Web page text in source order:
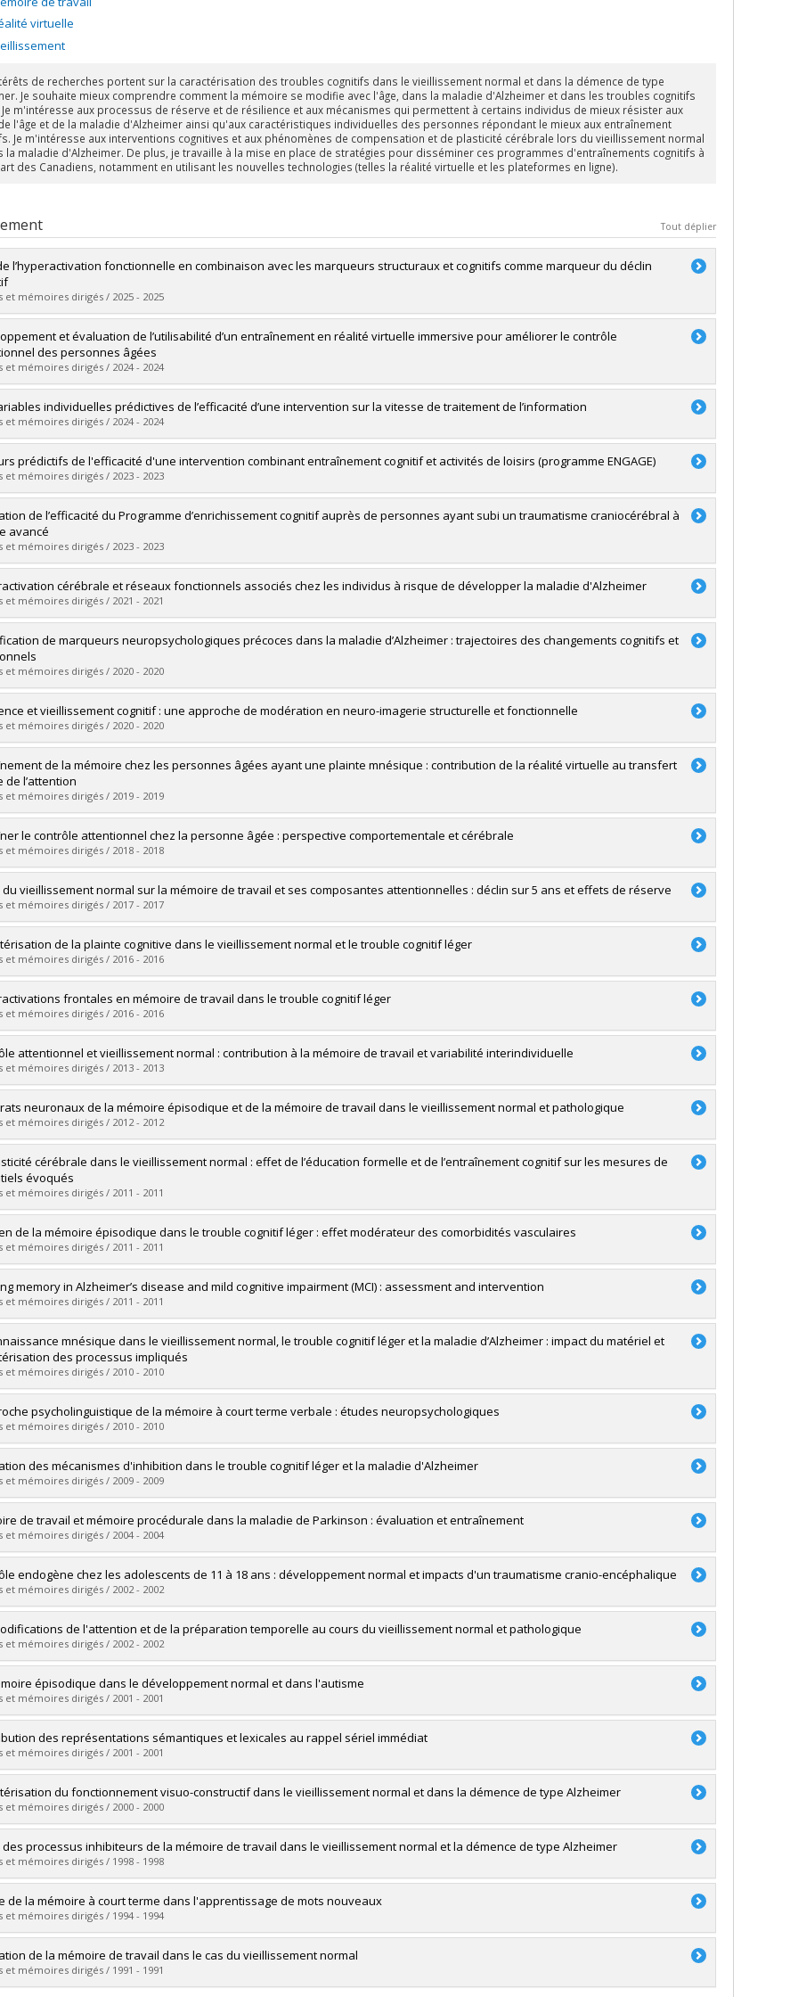
virtuelle
de recherches portent sur la caractérisation des troubles cognitifs dans le vieillissement normal et dans la démence de type
Je souhaite mieux comprendre comment la mémoire se modifie avec l'âge, dans la maladie d'Alzheimer et dans les troubles cognitifs
Je m'intéresse aux processus de réserve et de résilience et aux mécanismes qui permettent à certains individus de mieux résister aux
l'âge et de la maladie d'Alzheimer ainsi qu'aux caractéristiques individuelles des personnes répondant le mieux aux entraînement
Je m'intéresse aux interventions cognitives et aux phénomènes de compensation et de plasticité cérébrale lors du vieillissement normal
la maladie d'Alzheimer. De plus, je travaille à la mise en place de stratégies pour disséminer ces programmes d'entraînements cognitifs à
des Canadiens, notamment en utilisant les nouvelles technologies (telles la réalité virtuelle et les plateformes en ligne).
Tout déplier
l’hyperactivation fonctionnelle en combinaison avec les marqueurs structuraux et cognitifs comme marqueur du déclin
et mémoires dirigés / 2025 - 2025
:Décarie-Labbé, Laurie
Doctorat
obtenu :Ph. D.
le document dans Papyrus
et évaluation de l’utilisabilité d’un entraînement en réalité virtuelle immersive pour améliorer le contrôle
des personnes âgées
et mémoires dirigés / 2024 - 2024
: Lemieux, Véronique
Doctorat
obtenu :D. Psy.
le document dans Papyrus
individuelles prédictives de l’efficacité d’une intervention sur la vitesse de traitement de l’information
et mémoires dirigés / 2024 - 2024
:Loranger, Élisabeth
Doctorat
obtenu :D. Psy.
le document dans Papyrus
prédictifs de l'efficacité d'une intervention combinant entraînement cognitif et activités de loisirs (programme ENGAGE)
et mémoires dirigés / 2023 - 2023
:Lasnier-Le Quang, Kim
Doctorat
obtenu :D. Psy.
le document dans Papyrus
de l’efficacité du Programme d’enrichissement cognitif auprès de personnes ayant subi un traumatisme craniocérébral à
avancé
et mémoires dirigés / 2023 - 2023
:Cisneros, Eduardo
Doctorat
obtenu :Ph. D.
le document dans Papyrus
cérébrale et réseaux fonctionnels associés chez les individus à risque de développer la maladie d'Alzheimer
et mémoires dirigés / 2021 - 2021
: Corriveau-Lecavalier, Nick
Doctorat
obtenu :Ph. D.
le document dans Papyrus
de marqueurs neuropsychologiques précoces dans la maladie d’Alzheimer : trajectoires des changements cognitifs et
et mémoires dirigés / 2020 - 2020
:Cloutier, Simon
Doctorat
obtenu :Ph. D.
le document dans Papyrus
et vieillissement cognitif : une approche de modération en neuro-imagerie structurelle et fonctionnelle
et mémoires dirigés / 2020 - 2020
:Ducharme-Laliberté, Gabriel
Doctorat
obtenu :Ph. D.
le document dans Papyrus
de la mémoire chez les personnes âgées ayant une plainte mnésique : contribution de la réalité virtuelle au transfert
de l’attention
et mémoires dirigés / 2019 - 2019
:Ouellet, Émilie
Doctorat
obtenu :Ph. D.
le document dans Papyrus
le contrôle attentionnel chez la personne âgée : perspective comportementale et cérébrale
et mémoires dirigés / 2018 - 2018
:Bier, Bianca
Doctorat
obtenu :Ph. D.
le document dans Papyrus
du vieillissement normal sur la mémoire de travail et ses composantes attentionnelles : déclin sur 5 ans et effets de réserve
et mémoires dirigés / 2017 - 2017
:Cordière, Audrey
Doctorat
obtenu :Ph. D.
le document dans Papyrus
de la plainte cognitive dans le vieillissement normal et le trouble cognitif léger
et mémoires dirigés / 2016 - 2016
:Langlois, Anne-Sophie
Doctorat
obtenu :Ph. D.
le document dans Papyrus
frontales en mémoire de travail dans le trouble cognitif léger
et mémoires dirigés / 2016 - 2016
:Moffat, Nicolas
Maîtrise
obtenu :M. Sc.
le document dans Papyrus
attentionnel et vieillissement normal : contribution à la mémoire de travail et variabilité interindividuelle
et mémoires dirigés / 2013 - 2013
:Sylvain-Roy, Stéphanie
Doctorat
obtenu :Ph. D.
le document dans Papyrus
neuronaux de la mémoire épisodique et de la mémoire de travail dans le vieillissement normal et pathologique
et mémoires dirigés / 2012 - 2012
:Clément, Francis
Doctorat
obtenu :Ph. D.
le document dans Papyrus
cérébrale dans le vieillissement normal : effet de l’éducation formelle et de l’entraînement cognitif sur les mesures de
évoqués
et mémoires dirigés / 2011 - 2011
:de Boysson, Chloé
Doctorat
obtenu :Ph. D.
le document dans Papyrus
de la mémoire épisodique dans le trouble cognitif léger : effet modérateur des comorbidités vasculaires
et mémoires dirigés / 2011 - 2011
:Villeneuve, Sylvia
Doctorat
obtenu :Ph. D.
le document dans Papyrus
memory in Alzheimer’s disease and mild cognitive impairment (MCI) : assessment and intervention
et mémoires dirigés / 2011 - 2011
:Gagnon, Lyssa
Doctorat
obtenu :Ph. D.
le document dans Papyrus
mnésique dans le vieillissement normal, le trouble cognitif léger et la maladie d’Alzheimer : impact du matériel et
des processus impliqués
et mémoires dirigés / 2010 - 2010
:Ménard, Marie-Claude
Doctorat
obtenu :Ph. D.
le document dans Papyrus
psycholinguistique de la mémoire à court terme verbale : études neuropsychologiques
et mémoires dirigés / 2010 - 2010
:Chassé, Véronique
Doctorat
obtenu :Ph. D.
le document dans Papyrus
des mécanismes d'inhibition dans le trouble cognitif léger et la maladie d'Alzheimer
et mémoires dirigés / 2009 - 2009
:Bélanger, Sara
Doctorat
obtenu :Ph. D.
le document dans Papyrus
de travail et mémoire procédurale dans la maladie de Parkinson : évaluation et entraînement
et mémoires dirigés / 2004 - 2004
:Gilbert, Brigitte
Doctorat
obtenu :Ph. D.
le document dans Papyrus
endogène chez les adolescents de 11 à 18 ans : développement normal et impacts d'un traumatisme cranio-encéphalique
et mémoires dirigés / 2002 - 2002
:Beauchemin, Marie-Josée
Doctorat
obtenu :Ph. D.
le document dans Papyrus
de l'attention et de la préparation temporelle au cours du vieillissement normal et pathologique
et mémoires dirigés / 2002 - 2002
:Bherer, Louis
Doctorat
obtenu :Ph. D.
le document dans Papyrus
épisodique dans le développement normal et dans l'autisme
et mémoires dirigés / 2001 - 2001
:Morasse, Karine
Doctorat
obtenu :Ph. D.
le document dans Papyrus
des représentations sémantiques et lexicales au rappel sériel immédiat
et mémoires dirigés / 2001 - 2001
:Caza, Nicole
Doctorat
obtenu :Ph. D.
le document dans Papyrus
du fonctionnement visuo-constructif dans le vieillissement normal et dans la démence de type Alzheimer
et mémoires dirigés / 2000 - 2000
:Guérin, Fanny
Doctorat
obtenu :Ph. D.
le document dans Papyrus
des processus inhibiteurs de la mémoire de travail dans le vieillissement normal et la démence de type Alzheimer
et mémoires dirigés / 1998 - 1998
:Rouleau, Nancie
Doctorat
obtenu :Ph. D.
le document dans Papyrus
de la mémoire à court terme dans l'apprentissage de mots nouveaux
et mémoires dirigés / 1994 - 1994
:Dubord, Josée
Maîtrise
obtenu :M. Ps.
de la mémoire de travail dans le cas du vieillissement normal
et mémoires dirigés / 1991 - 1991